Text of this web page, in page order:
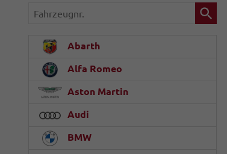
Fahrzeugnr.
Abarth
Alfa Romeo
Aston Martin
Audi
BMW